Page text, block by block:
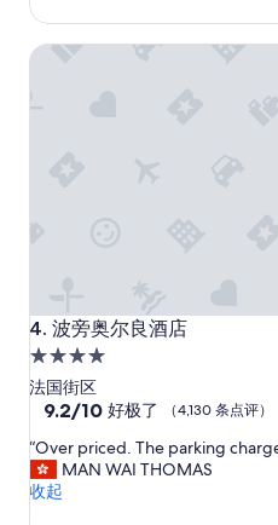
评）
i
g
r
y
s
e
r
a
4. 波旁奥尔良酒店
波旁奥尔良酒店
4.0
星
住
宿
法国街区
9.2
总
分
10，
9.2/10 好极了 （4,130 条点评）
“
O
v
“Over priced. The parking
MAN WAI THOMAS
收起
波旁奥尔良酒店